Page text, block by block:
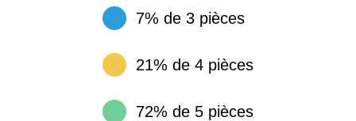
7% de 3 pièces
21% de 4 pièces
72% de 5 pièces